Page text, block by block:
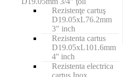
Rezistenţe cartuş
D19.05xL76.2mm
3" inch
Rezistenta cartus
D19.05xL101.6mm
4'' inch
Rezistenta electrica